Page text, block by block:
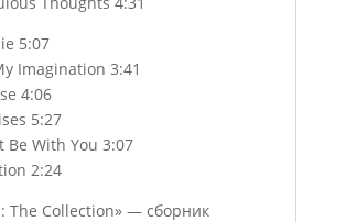
5:07
Imagination 3:41
4:06
5:27
Be With You 3:07
2:24
The Collection» — сборник